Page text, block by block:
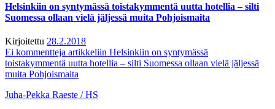
Helsinkiin on syntymässä toistakymmentä uutta hotellia – silti
Suomessa ollaan vielä jäljessä muita Pohjoismaita
Kirjoitettu 28.2.2018
Ei kommentteja artikkeliin Helsinkiin on syntymässä
toistakymmentä uutta hotellia – silti Suomessa ollaan vielä jäljessä
muita Pohjoismaita
Juha-Pekka Raeste / HS